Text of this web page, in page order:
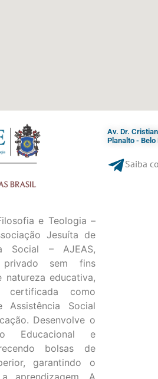
e Teologia –
Jesuíta de
Social – AJEAS,
sem fins
natureza educativa,
certificada como
Assistência Social
Desenvolve o
Educacional e
bolsas de
garantindo o
Av. Dr.
Planalto - Belo
Saiba